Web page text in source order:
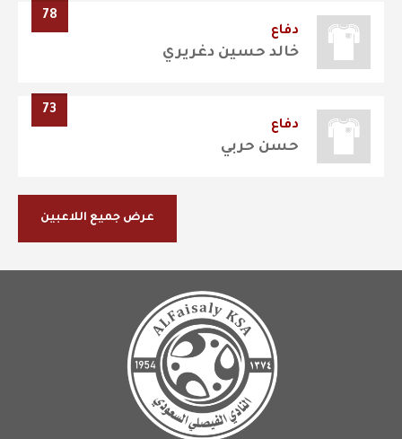
78
دفاع
خالد حسين دغريري
73
دفاع
حسن حربي
عرض جميع اللاعبين